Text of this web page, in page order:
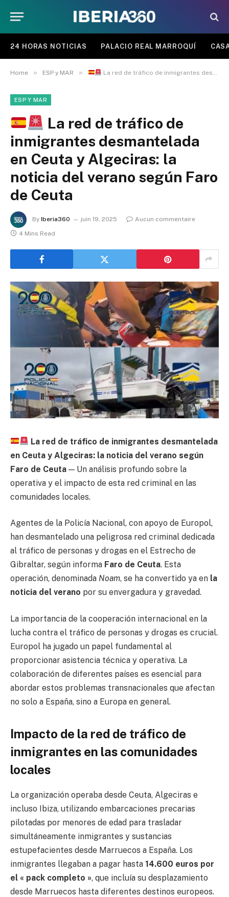
24 HORAS NOTICIAS PALACIO REAL MARROQUÍ
Home » ESP y MAR » La red de tráfico de inmigrantes desmantelada en Ceuta y Algeciras: la noticia del verano según Faro de Ceuta
ESP Y MAR
La red de tráfico de
inmigrantes desmantelada
en Ceuta y Algeciras: la
noticia del verano según Faro
de Ceuta
By Iberia360 juin 19, 2025
Aucun commentaire
4 Mins Read
La red de tráfico de inmigrantes desmantelada
en Ceuta y Algeciras: la noticia del verano según
Faro de Ceuta — Un análisis profundo sobre la
operativa y el impacto de esta red criminal en las
comunidades locales.
Agentes de la Policía Nacional, con apoyo de Europol,
han desmantelado una peligrosa red criminal dedicada
al tráfico de personas y drogas en el Estrecho de
Gibraltar, según informa Faro de Ceuta. Esta
operación, denominada Noam, se ha convertido ya en la
noticia del verano por su envergadura y gravedad.
La importancia de la cooperación internacional en la
lucha contra el tráfico de personas y drogas es crucial.
Europol ha jugado un papel fundamental al
proporcionar asistencia técnica y operativa. La
colaboración de diferentes países es esencial para
abordar estos problemas transnacionales que afectan
no solo a España, sino a Europa en general.
Impacto de la red de tráfico de
inmigrantes en las comunidades
locales
La organización operaba desde Ceuta, Algeciras e
incluso Ibiza, utilizando embarcaciones precarias
pilotadas por menores de edad para trasladar
simultáneamente inmigrantes y sustancias
estupefacientes desde Marruecos a España. Los
inmigrantes llegaban a pagar hasta 14.600 euros por
el « pack completo », que incluía su desplazamiento
desde Marruecos hasta diferentes destinos europeos.